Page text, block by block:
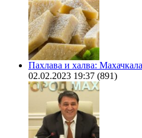
Пахлава и халва:
02.02.2023 19:37 (891)